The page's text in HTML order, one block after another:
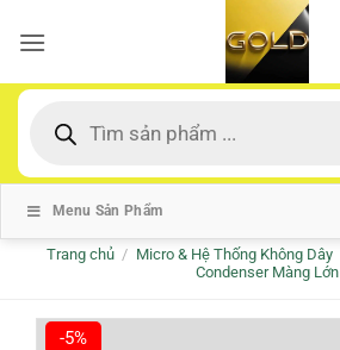
qua
dung
kiếm
Menu Sản Phẩm
Trang chủ / Micro & Hệ Thống Không Dây
Condenser Màng Lớn
-5%